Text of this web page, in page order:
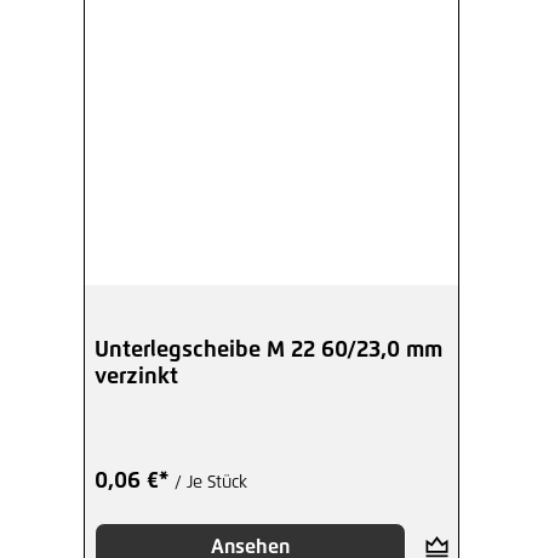
Unterlegscheibe M 22 60/23,0 mm
verzinkt
0,06 €* / Je Stück
Ansehen